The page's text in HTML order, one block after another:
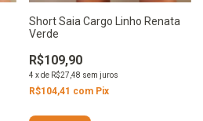
Short Saia Cargo Linho Renata
Verde
R$109,90
4 xde R$27,48 sem juros
R$104,41 com Pix